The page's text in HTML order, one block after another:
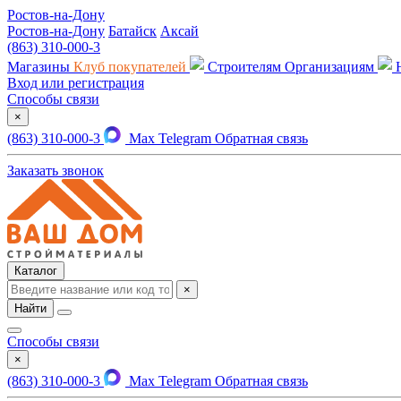
Ростов-на-Дону
Ростов-на-Дону Батайск Аксай
(863) 310-000-3
Магазины Клуб покупателей Строителям Организациям
Вход или регистрация
Способы связи
×
(863) 310-000-3 Max Telegram Обратная связь
Заказать звонок
Каталог
×
Найти
Способы связи
×
(863) 310-000-3 Max Telegram Обратная связь